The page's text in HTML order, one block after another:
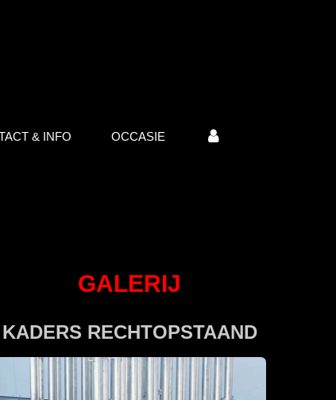
& INFO OCCASIE
GALERIJ
KADERS RECHTOPSTAAND